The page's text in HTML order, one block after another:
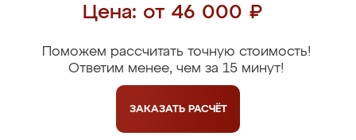
Цена: от 46 000 ₽
Поможем рассчитать точную стоимость!
Ответим менее, чем за 15 минут!
ЗАКАЗАТЬ РАСЧЁТ